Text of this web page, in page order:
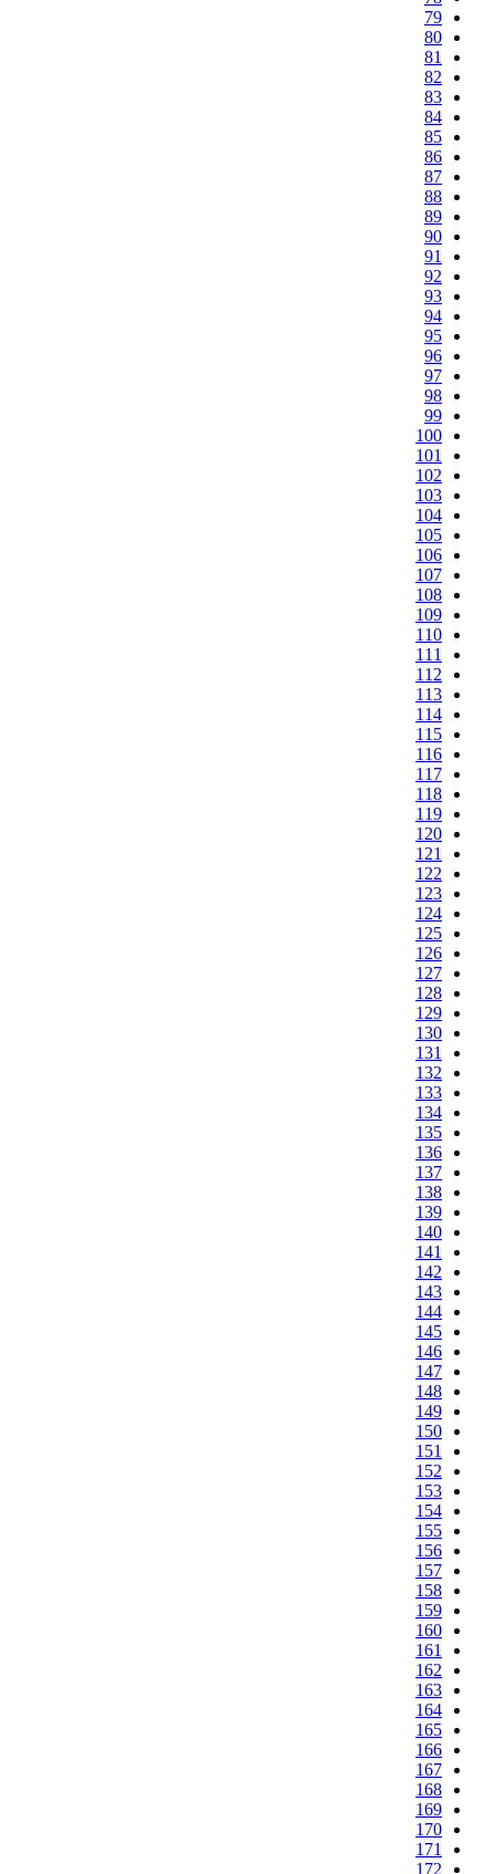
79
80
81
82
83
84
85
86
87
88
89
90
91
92
93
94
95
96
97
98
99
100
101
102
103
104
105
106
107
108
109
110
111
112
113
114
115
116
117
118
119
120
121
122
123
124
125
126
127
128
129
130
131
132
133
134
135
136
137
138
139
140
141
142
143
144
145
146
147
148
149
150
151
152
153
154
155
156
157
158
159
160
161
162
163
164
165
166
167
168
169
170
171
172